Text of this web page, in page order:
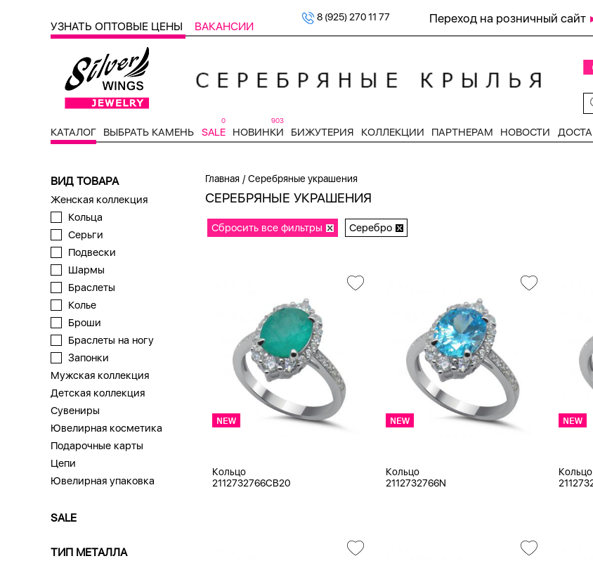
УЗНАТЬ ОПТОВЫЕ ЦЕНЫ ВАКАНСИИ
8 (925) 270 11 77 Переход на розничный сайт
КАТАЛОГ ВЫБРАТЬ КАМЕНЬ SALE
0
НОВИНКИ
903
БИЖУТЕРИЯ КОЛЛЕКЦИИ ПАРТНЕРАМ НОВОСТИ
ВИД ТОВАРА
Женская коллекция
Кольца
Серьги
Подвески
Шармы
Браслеты
Колье
Броши
Браслеты на ногу
Запонки
Мужская коллекция
Детская коллекция
Сувениры
Ювелирная косметика
Подарочные карты
Цепи
Ювелирная упаковка
SALE
ТИП МЕТАЛЛА
Главная /Серебряные украшения
СЕРЕБРЯНЫЕ УКРАШЕНИЯ
Сбросить все фильтры Серебро
Кольцо
2112732766CB20
Кольцо
2112732766N
Кольцо